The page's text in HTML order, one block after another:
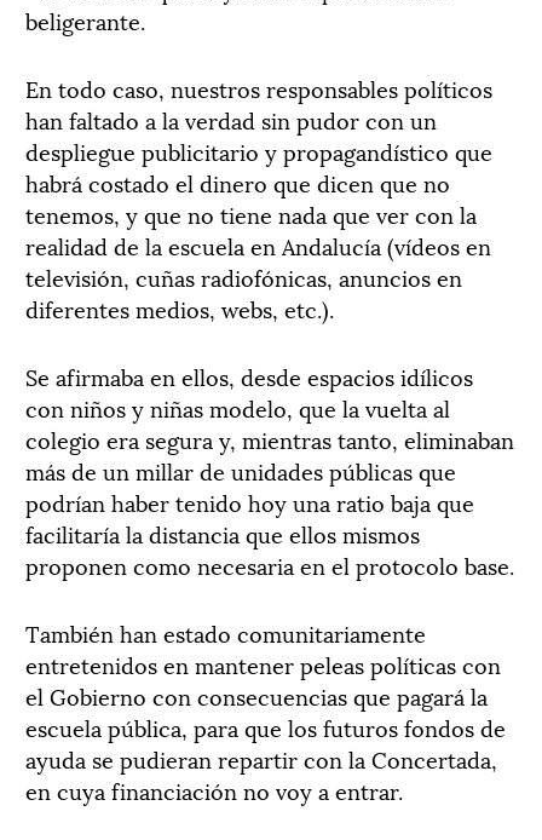
beligerante.
En todo caso, nuestros responsables políticos
han faltado a la verdad sin pudor con un
despliegue publicitario y propagandístico que
habrá costado el dinero que dicen que no
tenemos, y que no tiene nada que ver con la
realidad de la escuela en Andalucía (vídeos en
televisión, cuñas radiofónicas, anuncios en
diferentes medios, webs, etc.).
Se afirmaba en ellos, desde espacios idílicos
con niños y niñas modelo, que la vuelta al
colegio era segura y, mientras tanto, eliminaban
más de un millar de unidades públicas que
podrían haber tenido hoy una ratio baja que
facilitaría la distancia que ellos mismos
proponen como necesaria en el protocolo base.
También han estado comunitariamente
entretenidos en mantener peleas políticas con
el Gobierno con consecuencias que pagará la
escuela pública, para que los futuros fondos de
ayuda se pudieran repartir con la Concertada,
en cuya financiación no voy a entrar.